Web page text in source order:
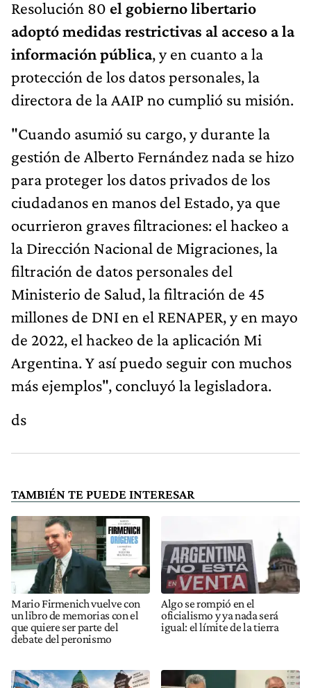
Resolución 80 el gobierno libertario
adoptó medidas restrictivas al acceso a la
información pública, y en cuanto a la
protección de los datos personales, la
directora de la AAIP no cumplió su misión.
"Cuando asumió su cargo, y durante la
gestión de Alberto Fernández nada se hizo
para proteger los datos privados de los
ciudadanos en manos del Estado, ya que
ocurrieron graves filtraciones: el hackeo a
la Dirección Nacional de Migraciones, la
filtración de datos personales del
Ministerio de Salud, la filtración de 45
millones de DNI en el RENAPER, y en mayo
de 2022, el hackeo de la aplicación Mi
Argentina. Y así puedo seguir con muchos
más ejemplos", concluyó la legisladora.
ds
TAMBIÉN TE PUEDE INTERESAR
Mario Firmenich vuelve con
un libro de memorias con el
que quiere ser parte del
debate del peronismo
Algo se rompió en el
oficialismo y ya nada será
igual: el límite de la tierra